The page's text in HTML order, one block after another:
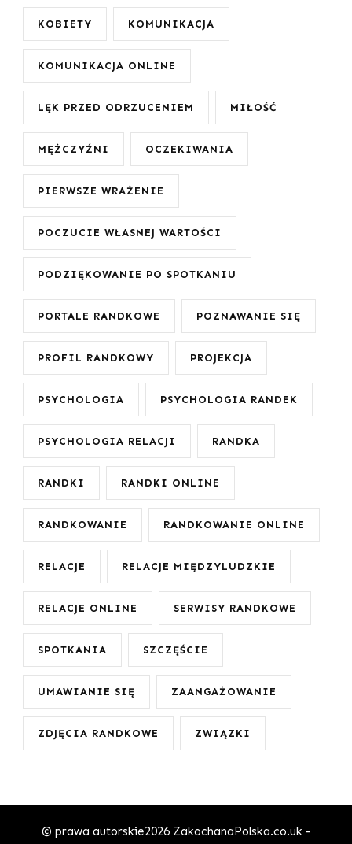
KOBIETY KOMUNIKACJA
KOMUNIKACJA ONLINE
LĘK PRZED ODRZUCENIEM MIŁOŚĆ
MĘŻCZYŹNI OCZEKIWANIA
PIERWSZE WRAŻENIE
POCZUCIE WŁASNEJ WARTOŚCI
PODZIĘKOWANIE PO SPOTKANIU
PORTALE RANDKOWE POZNAWANIE SIĘ
PROFIL RANDKOWY PROJEKCJA
PSYCHOLOGIA PSYCHOLOGIA RANDEK
PSYCHOLOGIA RELACJI RANDKA
RANDKI RANDKI ONLINE
RANDKOWANIE RANDKOWANIE ONLINE
RELACJE RELACJE MIĘDZYLUDZKIE
RELACJE ONLINE SERWISY RANDKOWE
SPOTKANIA SZCZĘŚCIE
UMAWIANIE SIĘ ZAANGAŻOWANIE
ZDJĘCIA RANDKOWE ZWIĄZKI
© prawa autorskie2026 ZakochanaPolska.co.uk -